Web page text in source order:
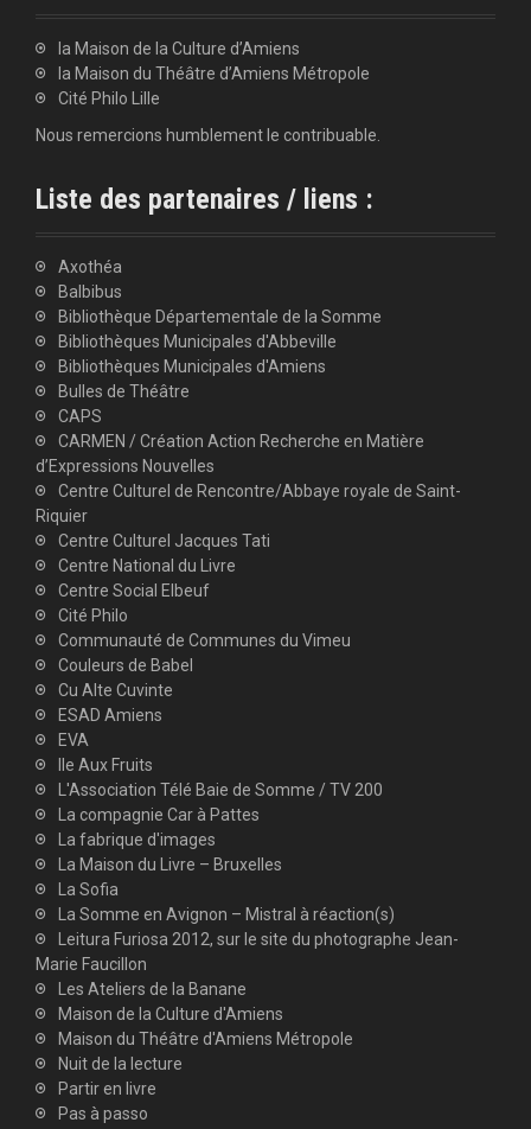
la Maison de la Culture d’Amiens
la Maison du Théâtre d’Amiens Métropole
Cité Philo Lille
Nous remercions humblement le contribuable.
Liste des partenaires / liens :
Axothéa
Balbibus
Bibliothèque Départementale de la Somme
Bibliothèques Municipales d'Abbeville
Bibliothèques Municipales d'Amiens
Bulles de Théâtre
CAPS
CARMEN / Création Action Recherche en Matière
d’Expressions Nouvelles
Centre Culturel de Rencontre/Abbaye royale de Saint-
Riquier
Centre Culturel Jacques Tati
Centre National du Livre
Centre Social Elbeuf
Cité Philo
Communauté de Communes du Vimeu
Couleurs de Babel
Cu Alte Cuvinte
ESAD Amiens
EVA
Ile Aux Fruits
L'Association Télé Baie de Somme / TV 200
La compagnie Car à Pattes
La fabrique d'images
La Maison du Livre – Bruxelles
La Sofia
La Somme en Avignon – Mistral à réaction(s)
Leitura Furiosa 2012, sur le site du photographe Jean-
Marie Faucillon
Les Ateliers de la Banane
Maison de la Culture d'Amiens
Maison du Théâtre d'Amiens Métropole
Nuit de la lecture
Partir en livre
Pas à passo